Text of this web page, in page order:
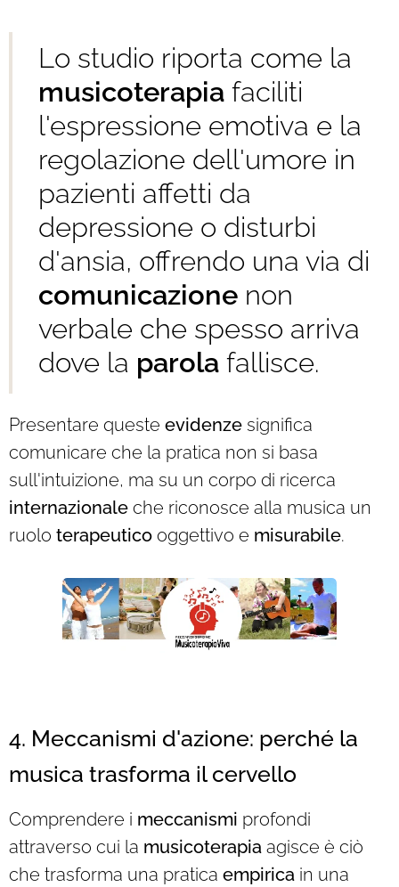
Lo studio riporta come la
musicoterapia faciliti
l'espressione emotiva e la
regolazione dell'umore in
pazienti affetti da
depressione o disturbi
d'ansia, offrendo una via di
comunicazione non
verbale che spesso arriva
dove la parola fallisce.
Presentare queste evidenze significa
comunicare che la pratica non si basa
sull'intuizione, ma su un corpo di ricerca
internazionale che riconosce alla musica un
ruolo terapeutico oggettivo e misurabile.
4. Meccanismi d'azione: perché la
musica trasforma il cervello
Comprendere i meccanismi profondi
attraverso cui la musicoterapia agisce è ciò
che trasforma una pratica empirica in una